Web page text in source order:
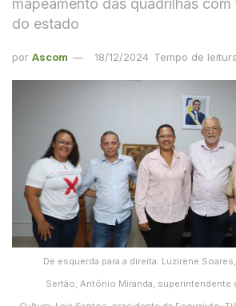
mapeamento das quadrilhas
do estado
por Ascom 18/12/2024 Tempo de
De esquerda para a direita: Luzirene
Sertão; Antônio Miranda, superintendente